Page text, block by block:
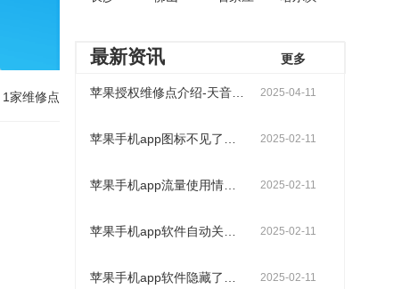
1家维修点
最新资讯 更多
2025-04-11
2025-02-11
2025-02-11
2025-02-11
2025-02-11